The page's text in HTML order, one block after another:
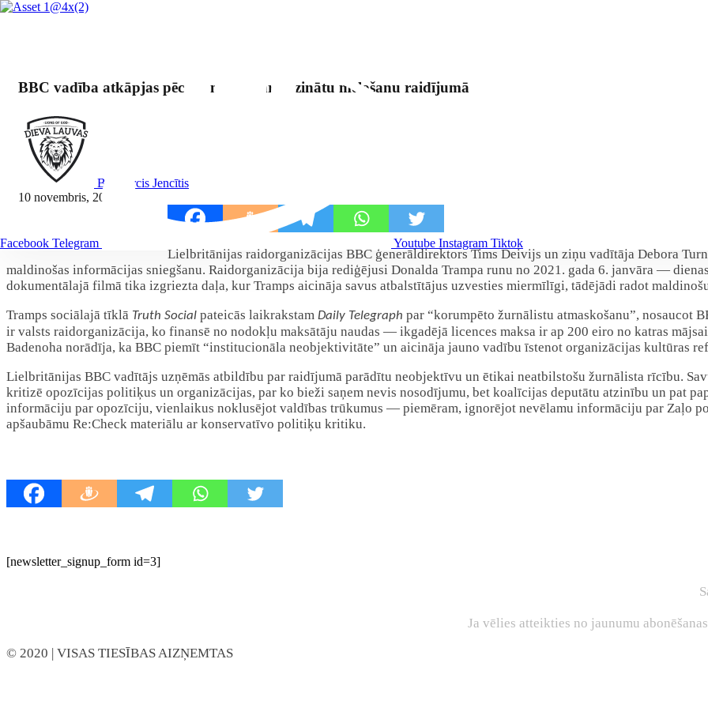
Facebook Telegram Youtube Instagram Tiktok
BBC vadība atkāpjas pēc skandāla par apzinātu melošanu raidījumā
By Mārcis Jencītis
10 novembris, 2025
Lielbritānijas raidorganizācijas BBC ģenerāldirektors Tims Deivijs un ziņu vadītāja Debora
maldinošas informācijas sniegšanu. Raidorganizācija bija rediģējusi Donalda Trampa runu no 2021. gada 6. janvāra —
dokumentālajā filmā tika izgriezta daļa, kur Tramps aicināja savus atbalstītājus uzvesties miermīlīgi, tādējādi radot
Tramps sociālajā tīklā Truth Social pateicās laikrakstam Daily Telegraph par “korumpēto žurnālistu atmaskošanu”, nosaucot
ir valsts raidorganizācija, ko finansē no nodokļu maksātāju naudas — ikgadējā licences maksa ir ap 200 eiro no katras
Badenoha norādīja, ka BBC piemīt “institucionāla neobjektivitāte” un aicināja jauno vadību īstenot organizācijas kultūras
Lielbritānijas BBC vadītājs uzņēmās atbildību par raidījumā parādītu neobjektīvu un ētikai neatbilstošu žurnālista rīcību.
kritizē opozīcijas politiķus un organizācijas, par ko bieži saņem nevis nosodījumu, bet koalīcijas deputātu atzinību un pat
informāciju par opozīciju, vienlaikus noklusējot valdības trūkumus — piemēram, ignorējot nevēlamu informāciju par Zaļo
apšaubāmu Re:Check materiālu ar konservatīvo politiķu kritiku.
[newsletter_signup_form id=3]
Ja vēlies atteikties no jaunumu
© 2020 | VISAS TIESĪBAS AIZŅEMTAS